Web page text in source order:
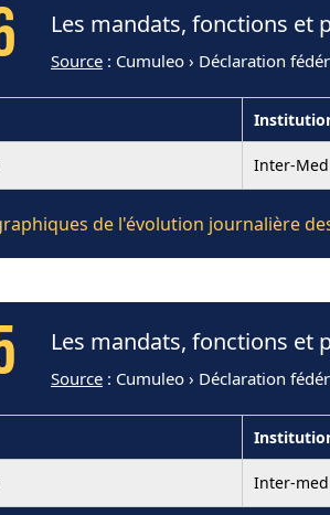
Les mandats, fonctions et
Source : Cumuleo › Déclaration
Inter-
de l'évolution journalière
Les mandats, fonctions et
Source : Cumuleo › Déclaration
Inter-